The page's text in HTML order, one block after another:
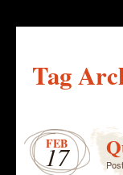
Tag
FEB
17